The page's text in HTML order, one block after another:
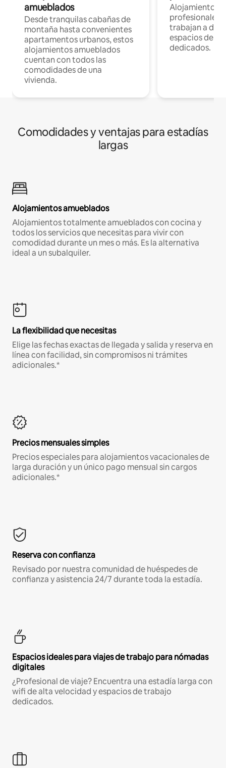
amueblados
Desde tranquilas cabañas de
montaña hasta convenientes
apartamentos urbanos, estos
alojamientos amueblados
cuentan con todos las
comodidades de una
vivienda.
Alojamientos
profesionales
trabajan a
espacios de
dedicados.
Comodidades y ventajas para estadías
largas
Alojamientos amueblados
Alojamientos totalmente amueblados con cocina y
todos los servicios que necesitas para vivir con
comodidad durante un mes o más. Es la alternativa
ideal a un subalquiler.
La flexibilidad que necesitas
Elige las fechas exactas de llegada y salida y reserva en
línea con facilidad, sin compromisos ni trámites
adicionales.*
Precios mensuales simples
Precios especiales para alojamientos vacacionales de
larga duración y un único pago mensual sin cargos
adicionales.*
Reserva con confianza
Revisado por nuestra comunidad de huéspedes de
confianza y asistencia 24/7 durante toda la estadía.
Espacios ideales para viajes de trabajo para nómadas
digitales
¿Profesional de viaje? Encuentra una estadía larga con
wifi de alta velocidad y espacios de trabajo
dedicados.